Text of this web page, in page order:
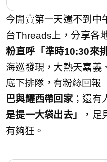
今開賣第一天還不到中
台Threads上，分享各
粉直呼「準時10:30來
海巡發現，大熱天嘉義
底下排隊，有粉絲回報
巴與耀西帶回家；還有
是提一大袋出去」
，足
有夠狂。